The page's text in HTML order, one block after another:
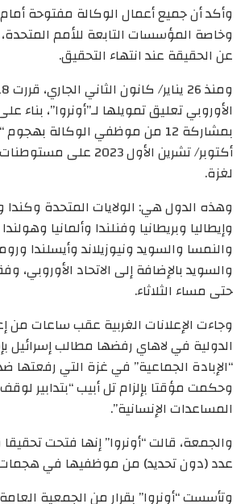
وأكد أن جميع أعمال الوكالة مفتوحة
وخاصة المؤسسات التابعة للأمم
عن الحقيقة عند انتهاء التحقيق.
الأوروبي تعليق تمويلها لـ”أونروا”، بناء
أكتوبر/ تشرين الأول 2023
لغزة.
وهذه الدول هي: الولايات المتحدة وكندا
وإيطاليا وبريطانيا وفنلندا وألمانيا
والنمسا والسويد ونيوزيلاند وأيسلندا
والسويد بالإضافة إلى الاتحاد الأوروبي،
حتى مساء الثلاثاء.
وجاءت الإعلانات الغربية عقب ساعات
الدولية في لاهاي رفضها مطالب
“الإبادة الجماعية” في غزة التي رفعتها
وحكمت مؤقتا بإلزام تل أبيب “بتدابير
المساعدات الإنسانية”.
والجمعة، قالت “أونروا” إنها فتحت
عدد (دون تحديد) من موظفيها في هجمات 7
وتأسست “أونروا” بقرار من الجمعية